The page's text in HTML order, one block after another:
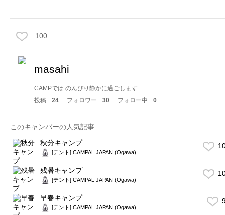
100
masahi
CAMPでは のんびり静かに過ごします
投稿
24 フォロワー 30 フォロー中 0
このキャンパーの人気記事
秋分キャンプ
[テント] CAMPAL JAPAN (Ogawa)
残暑キャンプ
[テント] CAMPAL JAPAN (Ogawa)
早春キャンプ
[テント] CAMPAL JAPAN (Ogawa)